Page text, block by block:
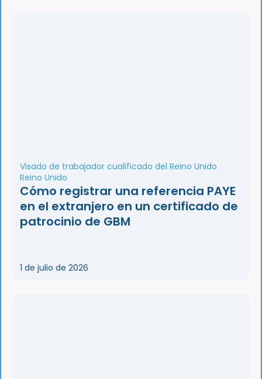
Visado de trabajador cualificado del Reino Unido
Reino Unido
Cómo registrar una referencia PAYE
en el extranjero en un certificado de
patrocinio de GBM
1 de julio de 2026